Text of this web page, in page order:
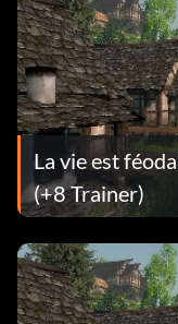
La vie est
(+8 Trainer)